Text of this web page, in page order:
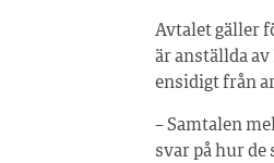
Avtalet gäller
är anställda
ensidigt från
– Samtalen
svar på hur